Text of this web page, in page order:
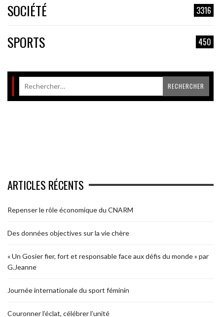
SOCIÉTÉ 3316
SPORTS 450
ARTICLES RÉCENTS
Repenser le rôle économique du CNARM
Des données objectives sur la vie chère
« Un Gosier fier, fort et responsable face aux défis du monde » par
G.Jeanne
Journée internationale du sport féminin
Couronner l’éclat, célébrer l’unité